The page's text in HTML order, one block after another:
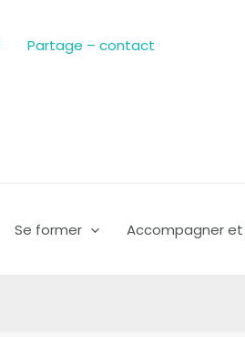
Partage – contact
Se former Accompagner